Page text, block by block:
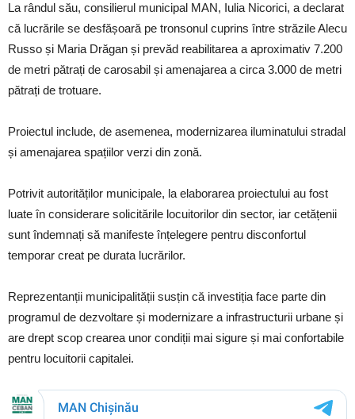
La rândul său, consilierul municipal MAN, Iulia Nicorici, a declarat
că lucrările se desfășoară pe tronsonul cuprins între străzile Alecu
Russo și Maria Drăgan și prevăd reabilitarea a aproximativ 7.200
de metri pătrați de carosabil și amenajarea a circa 3.000 de metri
pătrați de trotuare.
Proiectul include, de asemenea, modernizarea iluminatului stradal
și amenajarea spațiilor verzi din zonă.
Potrivit autorităților municipale, la elaborarea proiectului au fost
luate în considerare solicitările locuitorilor din sector, iar cetățenii
sunt îndemnați să manifeste înțelegere pentru disconfortul
temporar creat pe durata lucrărilor.
Reprezentanții municipalității susțin că investiția face parte din
programul de dezvoltare și modernizare a infrastructurii urbane și
are drept scop crearea unor condiții mai sigure și mai confortabile
pentru locuitorii capitalei.